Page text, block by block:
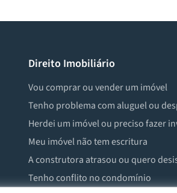
Direito Imobiliário
Vou comprar ou vender um imóvel
Tenho problema com aluguel ou
Herdei um imóvel ou preciso fazer
Meu imóvel não tem escritura
A construtora atrasou ou quero
Tenho conflito no condomínio